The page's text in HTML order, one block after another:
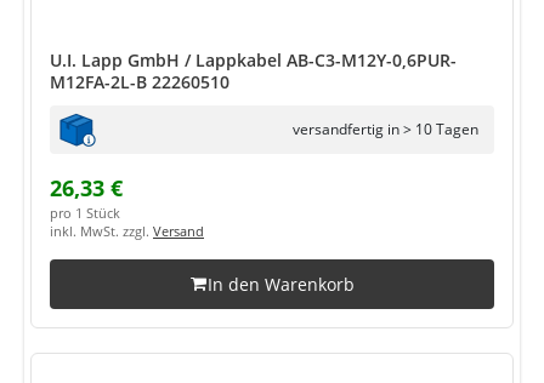
U.I. Lapp GmbH / Lappkabel AB-C3-M12Y-0,6PUR-
M12FA-2L-B 22260510
versandfertig in > 10 Tagen
26,33 €
pro 1 Stück
inkl. MwSt. zzgl. Versand
In den Warenkorb